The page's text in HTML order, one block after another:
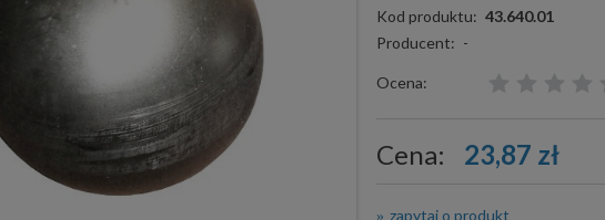
Kod produktu: 43.640.01
Producent: -
Ocena:
Cena: 23,87 zł
zapytaj o produkt